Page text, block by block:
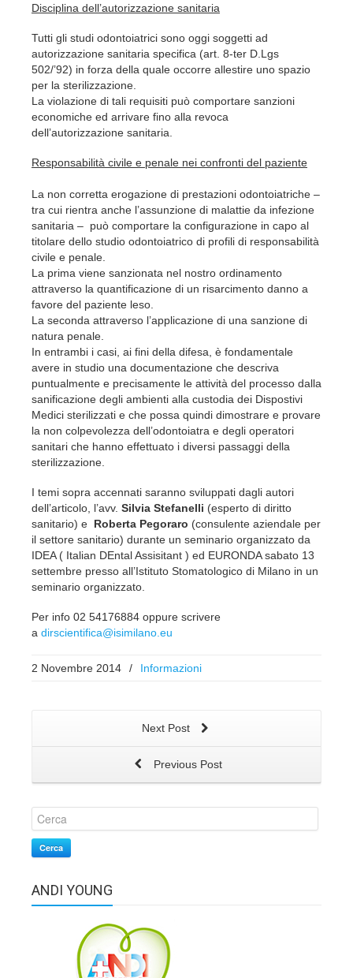
Disciplina dell’autorizzazione sanitaria
Tutti gli studi odontoiatrici sono oggi soggetti ad
autorizzazione sanitaria specifica (art. 8-ter D.Lgs
502/’92) in forza della quale occorre allestire uno spazio
per la sterilizzazione.
La violazione di tali requisiti può comportare sanzioni
economiche ed arrivare fino alla revoca
dell’autorizzazione sanitaria.
Responsabilità civile e penale nei confronti del paziente
La non corretta erogazione di prestazioni odontoiatriche –
tra cui rientra anche l’assunzione di malattie da infezione
sanitaria – può comportare la configurazione in capo al
titolare dello studio odontoiatrico di profili di responsabilità
civile e penale.
La prima viene sanzionata nel nostro ordinamento
attraverso la quantificazione di un risarcimento danno a
favore del paziente leso.
La seconda attraverso l’applicazione di una sanzione di
natura penale.
In entrambi i casi, ai fini della difesa, è fondamentale
avere in studio una documentazione che descriva
puntualmente e precisamente le attività del processo dalla
sanificazione degli ambienti alla custodia dei Dispostivi
Medici sterilizzati e che possa quindi dimostrare e provare
la non colpevolezza dell’odontoiatra e degli operatori
sanitari che hanno effettuato i diversi passaggi della
sterilizzazione.
I temi sopra accennati saranno sviluppati dagli autori
dell’articolo, l’avv. Silvia Stefanelli (esperto di diritto
sanitario) e Roberta Pegoraro (consulente aziendale per
il settore sanitario) durante un seminario organizzato da
IDEA ( Italian DEntal Assisitant ) ed EURONDA sabato 13
settembre presso all’Istituto Stomatologico di Milano in un
seminario organizzato.
Per info 02 54176884 oppure scrivere
a dirscientifica@isimilano.eu
2 Novembre 2014 / Informazioni
Next Post
Previous Post
Cerca
ANDI YOUNG